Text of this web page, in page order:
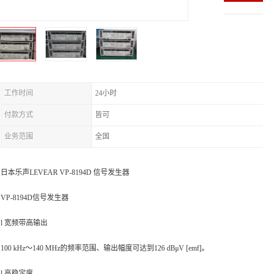
工作时间 24小时
付款方式 皆可
业务范围 全国
日本乐声LEVEAR VP-8194D 信号发生器
VP-8194D信号发生器
l 宽频带高输出
100 kHz～140 MHz的频率范围、输出幅度可达到126 dBμV [emf]。